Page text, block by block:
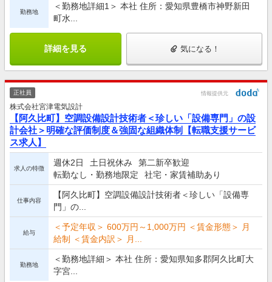
勤務地
＜勤務地詳細1＞ 本社 住所：愛知県豊橋市神野新田
町水...
詳細を見る 気になる！
正社員 情報提供元
株式会社宮津電気設計
【阿久比町】空調設備設計技術者＜珍しい「設備専門」の設
計会社＞明確な評価制度＆強固な組織体制【転職支援サービ
ス求人】
求人の特徴
週休2日 土日祝休み
第二新卒歓迎
転勤なし・勤務地限定
社宅・家賃補助あり
仕事内容
【阿久比町】空調設備設計技術者＜珍しい「設備専
門」の...
給与
＜予定年収＞ 600万円～1,000万円 ＜賃金形態＞ 月
給制 ＜賃金内訳＞ 月...
勤務地
＜勤務地詳細＞ 本社 住所：愛知県知多郡阿久比町大
字宮...